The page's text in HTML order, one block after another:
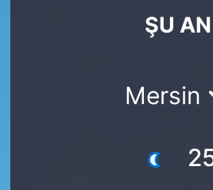
ŞU AN
Mersin
KÖŞE YAZILARI